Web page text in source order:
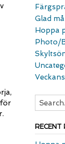
för
Glad
Hoppa
Photo/
RECENT